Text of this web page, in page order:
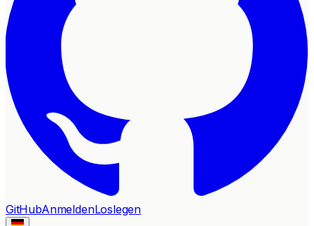
GitHubAnmeldenLoslegen